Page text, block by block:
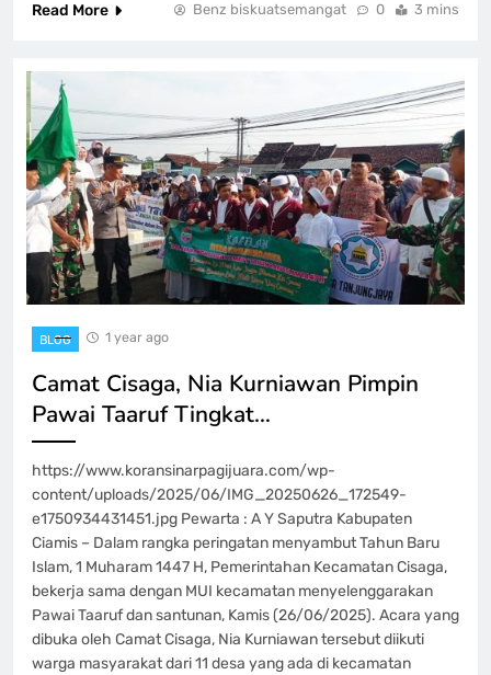
Read More
Benz biskuatsemangat 0 3 mins
BLOG 1 year ago
Camat Cisaga, Nia Kurniawan Pimpin
Pawai Taaruf Tingkat…
https://www.koransinarpagijuara.com/wp-
content/uploads/2025/06/IMG_20250626_172549-
e1750934431451.jpg Pewarta : A Y Saputra Kabupaten
Ciamis – Dalam rangka peringatan menyambut Tahun Baru
Islam, 1 Muharam 1447 H, Pemerintahan Kecamatan Cisaga,
bekerja sama dengan MUI kecamatan menyelenggarakan
Pawai Taaruf dan santunan, Kamis (26/06/2025). Acara yang
dibuka oleh Camat Cisaga, Nia Kurniawan tersebut diikuti
warga masyarakat dari 11 desa yang ada di kecamatan